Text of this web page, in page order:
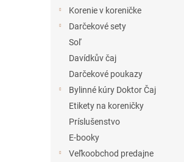
Korenie v koreničke
Darčekové sety
Soľ
Davídkův čaj
Darčekové poukazy
Bylinné kúry Doktor Čaj
Etikety na koreničky
Príslušenstvo
E-booky
Veľkoobchod predajne